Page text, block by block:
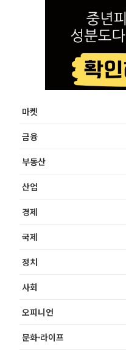
마켓
금융
부동산
산업
경제
국제
정치
사회
오피니언
문화·라이프